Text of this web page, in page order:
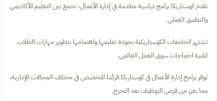
تقدم كوستاريكا برامج دراسية متقدمة في إدارة الأعمال، تجمع بين التعليم الأكاديمي
والتطبيق العملي.
تشتهر الجامعات الكوستاريكية بجودة تعليمها واهتمامها بتطوير مهارات الطلاب
لتلبية احتياجات سوق العمل العالمي.
توفر برامج إدارة الأعمال في كوستاريكا فرصًا للتخصص في مختلف المجالات الإدارية،
مما يعزز من فرص التوظيف بعد التخرج.